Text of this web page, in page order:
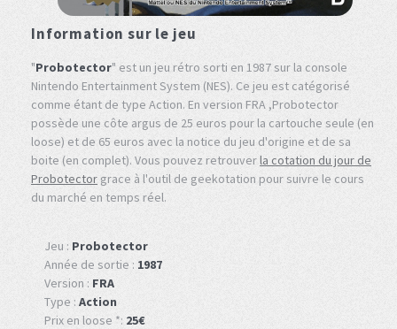
Information sur le jeu
"Probotector" est un jeu rétro sorti en 1987 sur la console
Nintendo Entertainment System (NES). Ce jeu est catégorisé
comme étant de type Action. En version FRA ,Probotector
possède une côte argus de 25 euros pour la cartouche seule (en
loose) et de 65 euros avec la notice du jeu d'origine et de sa
boite (en complet). Vous pouvez retrouverla cotation du jour de
Probotector grace à l'outil de geekotation pour suivre le cours
du marché en temps réel.
Jeu : Probotector
Année de sortie : 1987
Version : FRA
Type : Action
Prix en loose *: 25€